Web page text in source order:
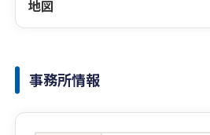
地図
事務所情報